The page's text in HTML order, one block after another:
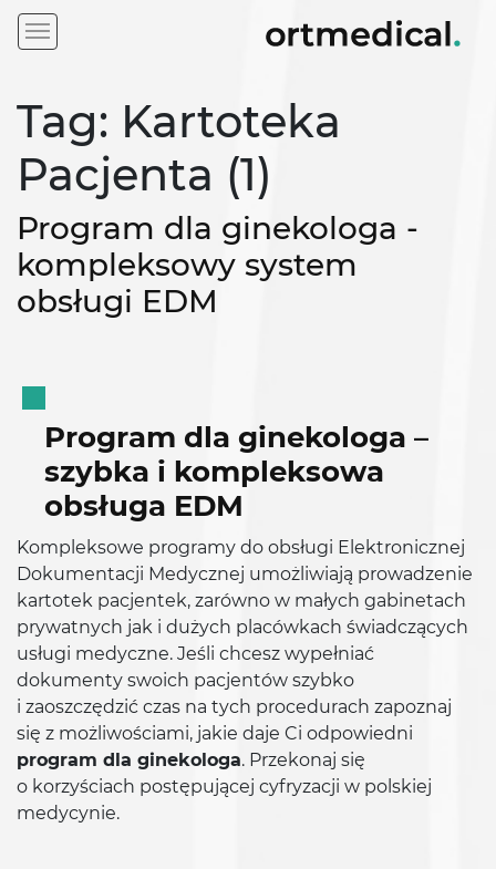
Tag: Kartoteka
Pacjenta (1)
Program dla ginekologa -
kompleksowy system
obsługi EDM
Program dla ginekologa –
szybka i kompleksowa
obsługa EDM
Kompleksowe programy do obsługi Elektronicznej
Dokumentacji Medycznej umożliwiają prowadzenie
kartotek pacjentek, zarówno w małych gabinetach
prywatnych jak i dużych placówkach świadczących
usługi medyczne. Jeśli chcesz wypełniać
dokumenty swoich pacjentów szybko
i zaoszczędzić czas na tych procedurach zapoznaj
się z możliwościami, jakie daje Ci odpowiedni
program dla ginekologa. Przekonaj się
o korzyściach postępującej cyfryzacji w polskiej
medycynie.